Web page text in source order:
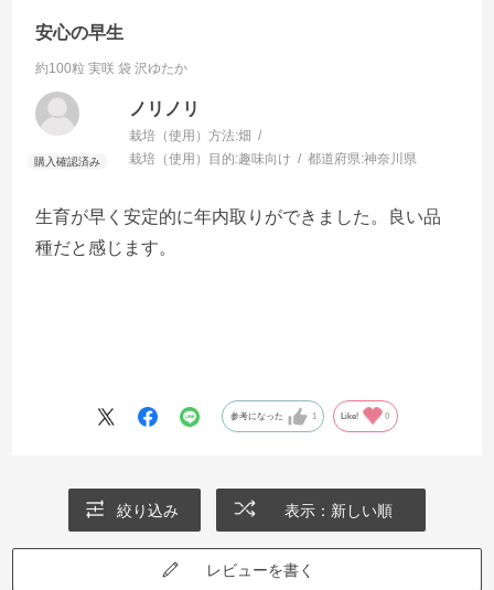
安心の早生
約100粒 実咲 袋 沢ゆたか
ノリノリ
栽培（使用）方法:畑
栽培（使用）目的:趣味向け 都道府県:神奈川県
生育が早く安定的に年内取りができました。良い品
種だと感じます。
参考になった 1 Like! 0
絞り込み 表示：新しい順
レビューを書く